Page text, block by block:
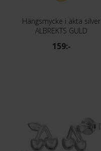
Hängsmycke i äkta silver
ALBREKTS GULD
159:-